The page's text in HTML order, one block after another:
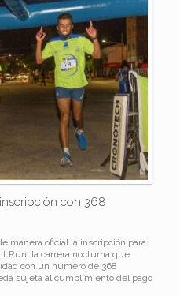
con 368
manera oficial la inscripción para
Run, la carrera nocturna que
con un número de 368
sujeta al cumplimiento del pago